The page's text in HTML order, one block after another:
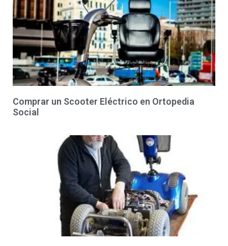
Comprar un Scooter Eléctrico en Ortopedia
Social